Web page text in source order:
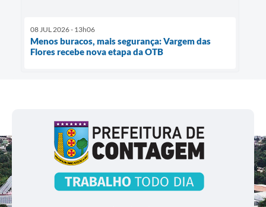
08 JUL 2026 - 13h06
Menos buracos, mais segurança: Vargem das
Flores recebe nova etapa da OTB